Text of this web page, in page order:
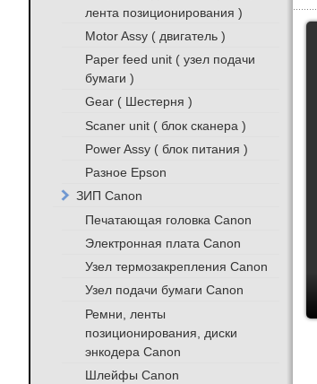
лента позиционирования )
Motor Assy ( двигатель )
Paper feed unit ( узел подачи
бумаги )
Gear ( Шестерня )
Scaner unit ( блок сканера )
Power Assy ( блок питания )
Разное Epson
ЗИП Canon
Печатающая головка Canon
Электронная плата Canon
Узел термозакрепления Canon
Узел подачи бумаги Canon
Ремни, ленты
позиционирования, диски
энкодера Canon
Шлейфы Canon